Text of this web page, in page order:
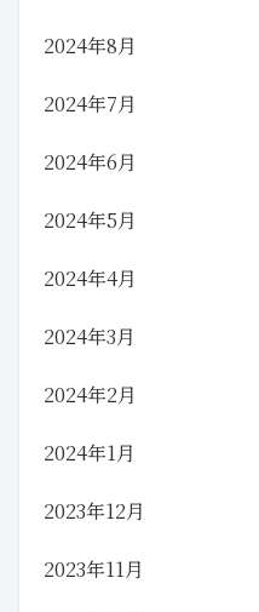
2024年8月
2024年7月
2024年6月
2024年5月
2024年4月
2024年3月
2024年2月
2024年1月
2023年12月
2023年11月